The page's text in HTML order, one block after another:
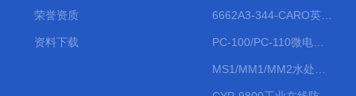
荣誉资质
资料下载